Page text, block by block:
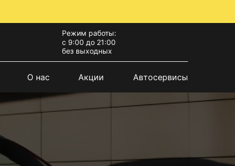
Режим работы:
с 9:00 до 21:00
без выходных
О нас Акции Автосервисы